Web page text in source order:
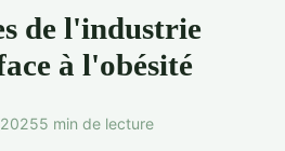
de l'industrie
à l'obésité
5 min de lecture